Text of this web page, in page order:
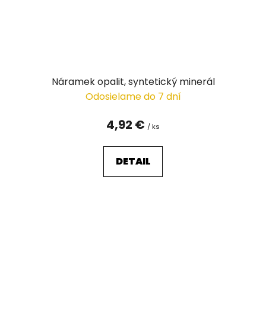
Náramek opalit, syntetický minerál
Odosielame do 7 dní
4,92 € / ks
DETAIL